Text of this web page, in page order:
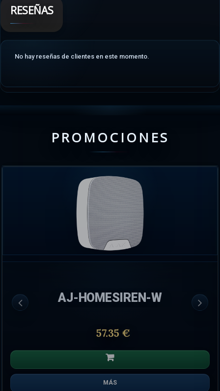
RESEÑAS
No hay reseñas de clientes en este momento.
PROMOCIONES
AJ-HOMESIREN-W
57.35 €
MÁS